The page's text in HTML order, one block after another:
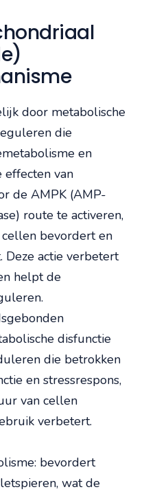
door metabolische
die
en
effecten van
de AMPK (AMP-
route te activeren,
bevordert en
actie verbetert
helpt de
disfunctie
die betrokken
en stressrespons,
van cellen
verbetert.
bevordert
wat de